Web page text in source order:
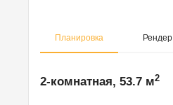
Планировка Рендер
2-комнатная, 53.7 м2